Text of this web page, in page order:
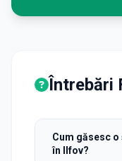
Întrebări
Cum găsesc
în Ilfov?